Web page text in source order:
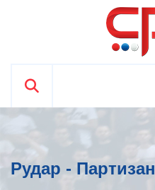
Рудар -